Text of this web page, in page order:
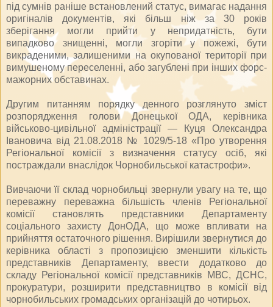
під сумнів раніше встановлений статус, вимагає надання
оригіналів документів, які більш ніж за 30 років
зберігання могли прийти у непридатність, бути
випадково знищенні, могли згоріти у пожежі, бути
викраденими, залишеними на окупованої території при
вимушеному переселенні, або загублені при інших форс-
мажорних обставинах.
Другим питанням порядку денного розглянуто зміст
розпорядження голови Донецької ОДА, керівника
військово-цивільної адміністрації — Куця Олександра
Івановича від 21.08.2018 № 1029/5-18 «Про утворення
Регіональної комісії з визначення статусу осіб, які
постраждали внаслідок Чорнобильської катастрофи».
Вивчаючи її склад чорнобильці звернули увагу на те, що
переважну переважна більшість членів Регіональної
комісії становлять представники Департаменту
соціального захисту ДонОДА, що може впливати на
прийняття остаточного рішення. Вирішили звернутися до
керівника області з пропозицією зменшити кількість
представників Департаменту, ввести додатково до
складу Регіональної комісії представників МВС, ДСНС,
прокуратури, розширити представництво в комісії від
чорнобильських громадських організацій до чотирьох.